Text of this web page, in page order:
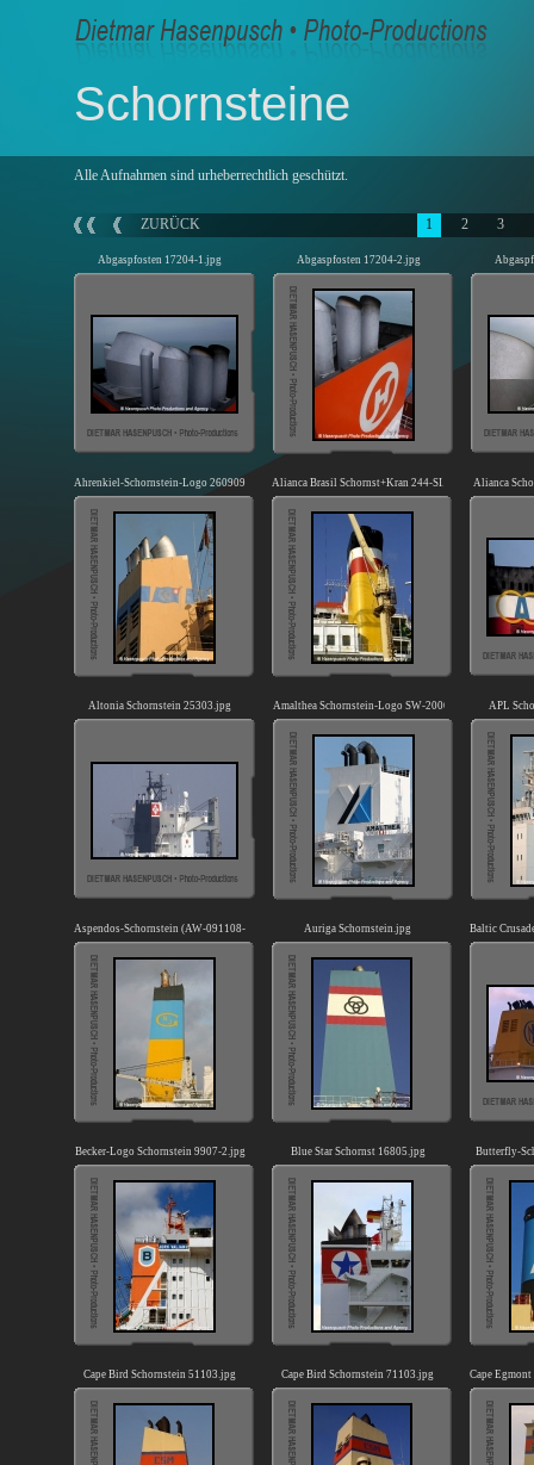
Schornsteine
Alle Aufnahmen sind urheberrechtlich geschützt.
ZURÜCK 1 2 3
Abgaspfosten 17204-1.jpg Abgaspfosten 17204-2.jpg
Ahrenkiel-Schornstein-Logo 260909-02.jpgAlianca Brasil Schornst+Kran 244-SI.jpg Alianca
Altonia Schornstein 25303.jpg Amalthea Schornstein-Logo SW-200608.jpg APL
Aspendos-Schornstein (AW-091108-01).jpg Auriga Schornstein.jpg Baltic
Becker-Logo Schornstein 9907-2.jpg Blue Star Schornst 16805.jpg Butterfly-
Cape Bird Schornstein 51103.jpg Cape Bird Schornstein 71103.jpg Cape